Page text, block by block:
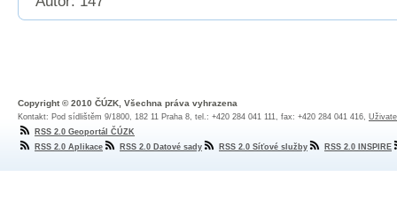
Copyright © 2010 ČÚZK, Všechna práva vyhrazena
Kontakt: Pod sídlištěm 9/1800, 182 11 Praha 8, tel.: +420 284 041 111, fax: +420 284 041 416,
RSS 2.0 Geoportál ČÚZK
RSS 2.0 Aplikace
RSS 2.0 Datové sady RSS 2.0 Síťové služby RSS 2.0 INSPIRE